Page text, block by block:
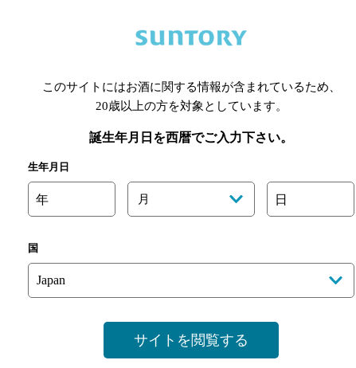
宮城県のバー検索 秋田県のバー検索
埼玉県のバー検索 愛知県のバー検索 静岡県のバー検索
福井県のバー検索
愛媛県のバー検索 高知県のバー検索 福岡県のバー検索
店舗登録方法のご案内 掲載店舗様ロ
このサイトにはお酒に関する情報が含まれているため、
20歳以上の方を対象としています。
誕生年月日を西暦でご入力下さい。
生年月日
年 月 日
国
サイトを閲覧する